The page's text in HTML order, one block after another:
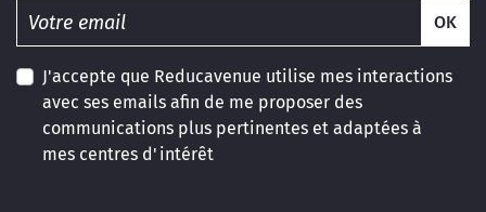
OK
J'accepte que Reducavenue utilise mes interactions
avec ses emails afin de me proposer des
communications plus pertinentes et adaptées à
mes centres d'intérêt